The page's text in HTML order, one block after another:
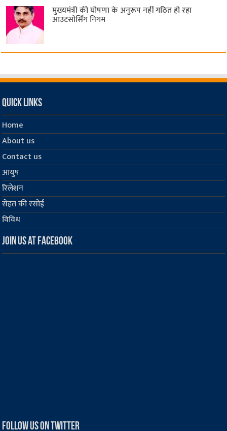
मुख्यमंत्री की घोषणा के अनुरूप नहीं गठित हो रहा
आउटसोर्सिंग निगम
Quick Links
Home
About us
Contact us
आयुष
रिलेशन
सेहत की रसोई
विविध
Join us at Facebook
Follow us on Twitter